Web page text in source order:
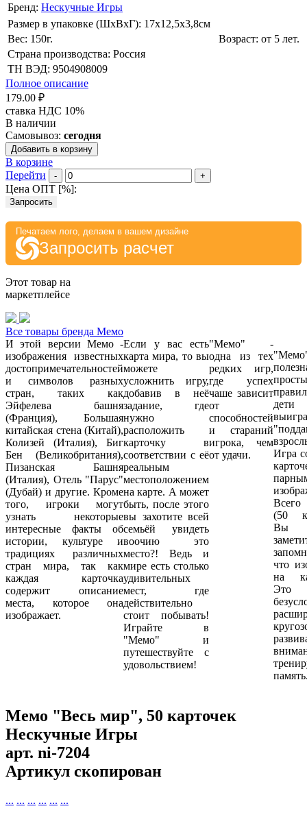
Бренд: Нескучные Игры
Размер в упаковке (ШхВxГ): 17х12,5х3,8cм
Вес: 150г.
Возраст: от 5 лет.
Страна производства: Россия
ТН ВЭД: 9504908009
Полное описание
179.00 ₽
ставка НДС 10%
В наличии
Самовывоз: сегодня
Добавить в корзину
В корзине
Перейти
- +
Цена ОПТ [%]:
Запросить
Печатаем лого, делаем в вашем дизайне
Запросить расчет
Этот товар на
маркетплейсе
Все товары бренда Мемо
И этой версии Мемо -
изображения известных
достопримечательностей
и символов разных
стран, таких как
Эйфелева башня
(Франция), Большая
китайская стена (Китай),
Колизей (Италия), Биг
Бен (Великобритания),
Пизанская Башня
(Италия), Отель "Парус"
(Дубай) и другие. Кроме
того, игроки могут
узнать некоторые
интересные факты об
истории, культуре и
традициях различных
стран мира, так как
каждая карточка
содержит описание
места, которое она
изображает.
Если у вас есть
карта мира, то вы
можете
усложнить игру,
добавив в неё
задание, где
нужно
расположить
карточку в
соответствии с её
реальным
местоположением
на карте. А может
быть, после этого
вы захотите всей
семьёй увидеть
воочию это
место?! Ведь и
мире есть столько
удивительных
мест, где
действительно
стоит побывать!
Играйте в
"Мемо" и
путешествуйте с
удовольствием!
"Мемо" -
одна из тех
редких игр,
где успех
чаше зависит
от
способностей
и стараний
игрока, чем
от удачи.
Игра
(50
Вы
что
на
Это
Мемо "Весь мир", 50 карточек
Нескучные Игры
арт. ni-7204
Артикул скопирован
... ... ... ... ... ...